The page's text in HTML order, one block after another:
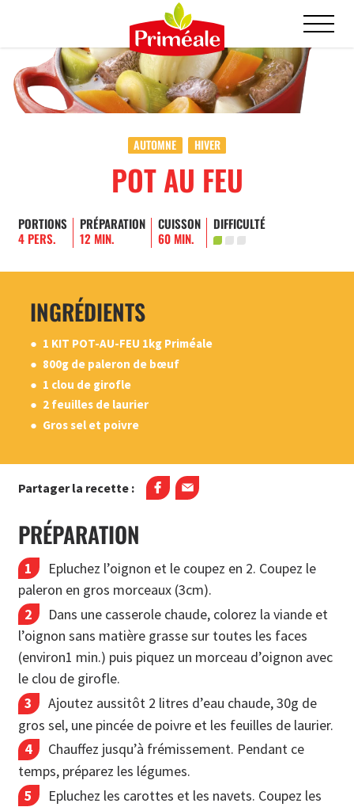
AUTOMNE HIVER
POT AU FEU
PORTIONS
4 PERS.
PRÉPARATION
12 MIN.
CUISSON
60 MIN.
DIFFICULTÉ
INGRÉDIENTS
1 KIT POT-AU-FEU 1kg Priméale
800g de paleron de bœuf
1 clou de girofle
2 feuilles de laurier
Gros sel et poivre
Partager la recette :
PRÉPARATION
Epluchez l’oignon et le coupez en 2. Coupez le
paleron en gros morceaux (3cm).
Dans une casserole chaude, colorez la viande et
l’oignon sans matière grasse sur toutes les faces
(environ1 min.) puis piquez un morceau d’oignon avec
le clou de girofle.
Ajoutez aussitôt 2 litres d’eau chaude, 30g de
gros sel, une pincée de poivre et les feuilles de laurier.
Chauffez jusqu’à frémissement. Pendant ce
temps, préparez les légumes.
Epluchez les carottes et les navets. Coupez les